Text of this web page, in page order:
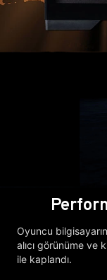
Oyuncu
alıcı görünüme ve
ile kaplandı.